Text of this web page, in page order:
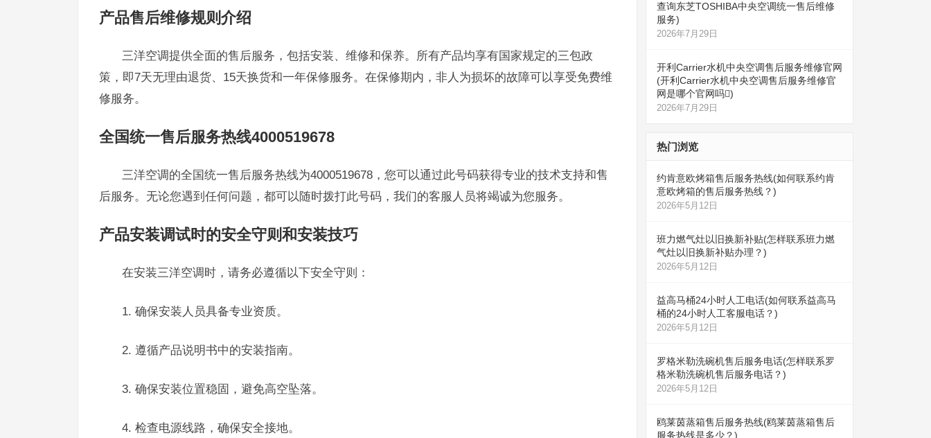
产品售后维修规则介绍
三洋空调提供全面的售后服务，包括安装、维修和保养。所有产品均享有国家规定的三包政
策，即7天无理由退货、15天换货和一年保修服务。在保修期内，非人为损坏的故障可以享受免费维
修服务。
全国统一售后服务热线4000519678
三洋空调的全国统一售后服务热线为4000519678，您可以通过此号码获得专业的技术支持和售
后服务。无论您遇到任何问题，都可以随时拨打此号码，我们的客服人员将竭诚为您服务。
产品安装调试时的安全守则和安装技巧
在安装三洋空调时，请务必遵循以下安全守则：
1. 确保安装人员具备专业资质。
2. 遵循产品说明书中的安装指南。
3. 确保安装位置稳固，避免高空坠落。
4. 检查电源线路，确保安全接地。
查询东芝TOSHIBA中央空调统一售后维修
服务)
2026年7月29日
开利Carrier水机中央空调售后服务维修官网
(开利Carrier水机中央空调售后服务维修官
网是哪个官网吗)
2026年7月29日
热门浏览
约肯意欧烤箱售后服务热线(如何联系约肯
意欧烤箱的售后服务热线？)
2026年5月12日
班力燃气灶以旧换新补贴(怎样联系班力燃
气灶以旧换新补贴办理？)
2026年5月12日
益高马桶24小时人工电话(如何联系益高马
桶的24小时人工客服电话？)
2026年5月12日
罗格米勒洗碗机售后服务电话(怎样联系罗
格米勒洗碗机售后服务电话？)
2026年5月12日
鸥莱茵蒸箱售后服务热线(鸥莱茵蒸箱售后
服务热线是多少？)